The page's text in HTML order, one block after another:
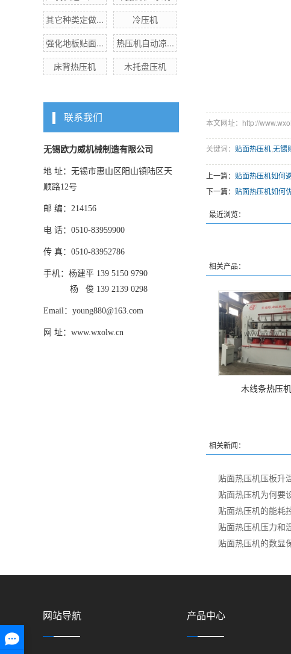
其它种类定做...
冷压机
强化地板贴面...
热压机自动凉...
床背热压机
木托盘压机
联系我们
无锡欧力威机械制造有限公司
地 址：无锡市惠山区阳山镇陆区天
顺路12号
邮 编：214156
电 话：0510-83959900
传 真：0510-83952786
手机：杨建平 139 5150 9790
杨 俊 139 2139 0298
Email：young880@163.com
网 址：www.wxolw.cn
本文网址：http://
关键词： 贴面热压机无锡
上一篇： 贴面热压机如何
下一篇： 贴面热压机如何
最近浏览：
相关产品：
木线条热压机
相关新闻：
贴面热压机压板升
贴面热压机为何要
贴面热压机的能耗
贴面热压机压力和
贴面热压机的数显
网站导航 产品中心